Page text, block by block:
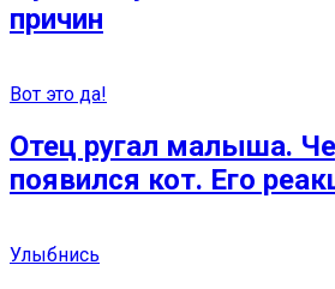
причин
Вот это да!
Отец ругал малыша.
появился кот. Его
Улыбнись